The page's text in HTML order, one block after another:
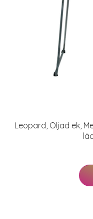
Leopard, Oljad ek,